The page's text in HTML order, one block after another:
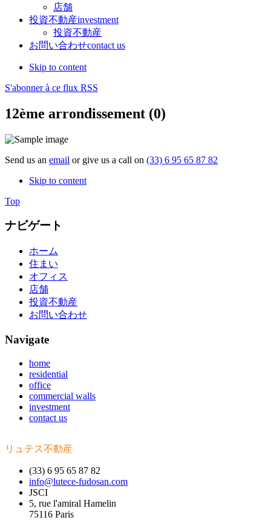
店舗
投資不動産investment
投資不動産
お問い合わせcontact us
Skip to content
S'abonner à ce flux RSS
12ème arrondissement (0)
Send us an email or give us a call on (33) 6 95 65 87 82
Skip to content
Top
ナビゲート
ホーム
住まい
オフィス
店舗
投資不動産
お問い合わせ
Navigate
home
residential
office
commercial walls
investment
contact us
リュテス不動産
(33) 6 95 65 87 82
info@lutece-fudosan.com
JSCI
5, rue l'amiral Hamelin
75116 Paris